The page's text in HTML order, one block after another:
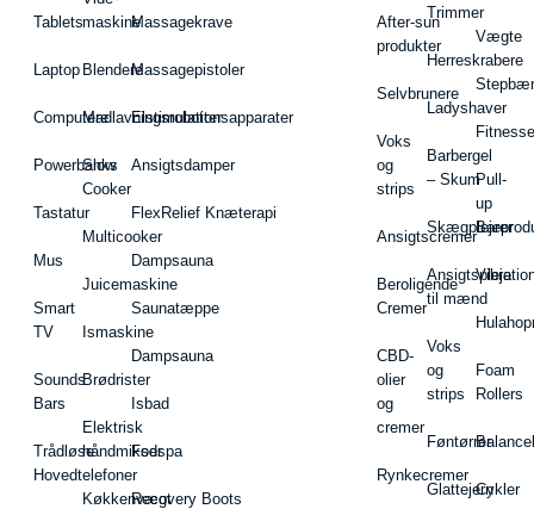
Tablets
Laptop
Computere
Powerbanks
Tastatur
Mus
Smart
TV
Sounds
Bars
Trådløse
Hovedtelefoner
maskine
Blendere
Madlavningsrobotter
Slow
Cooker
Multicooker
Juicemaskine
Ismaskine
Brødrister
Elektrisk
håndmikser
Køkkenvægt
Massagekrave
Massagepistoler
Elstimulationsapparater
Ansigtsdamper
FlexRelief Knæterapi
Dampsauna
Saunatæppe
Dampsauna
Isbad
Fodspa
Recovery Boots
After-sun
produkter
Selvbrunere
Voks
og
strips
Ansigtscremer
Beroligende
Cremer
CBD-
olier
og
cremer
Rynkecremer
Trimmer
Herreskrabere
Ladyshaver
Barbergel
– Skum
Ansigtspleje
til mænd
Voks
og
strips
Føntørrer
Glattejern
Vægte
Pull-
up
Barer
Foam
Rollers
Cykler